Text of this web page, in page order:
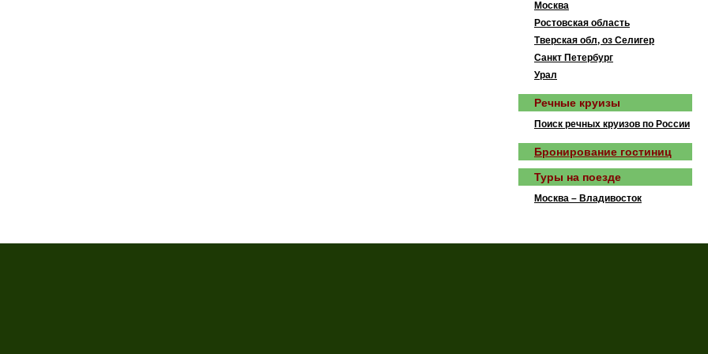
Москва
Ростовская область
Тверская обл, оз Селигер
Санкт Петербург
Урал
Речные круизы
Поиск речных круизов по России
Бронирование гостиниц
Туры на поезде
Москва – Владивосток